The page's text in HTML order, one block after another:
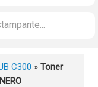
C300 » Toner